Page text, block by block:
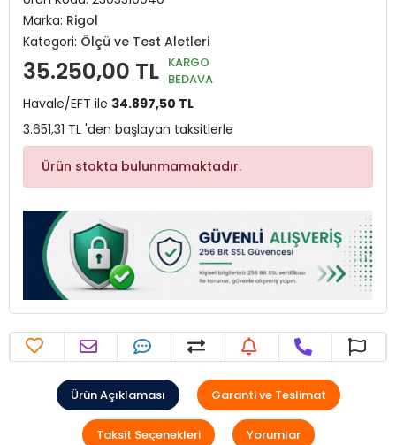
Marka: Rigol
Kategori: Ölçü ve Test Aletleri
35.250,00 TL KARGO
BEDAVA
Havale/EFT ile 34.897,50 TL
3.651,31 TL 'den başlayan taksitlerle
Ürün stokta bulunmamaktadır.
Ürün Açıklaması Garanti ve Teslimat
Taksit Seçenekleri Yorumlar